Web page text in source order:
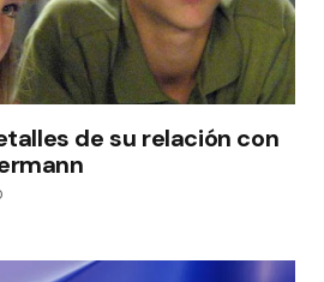
de su relación con